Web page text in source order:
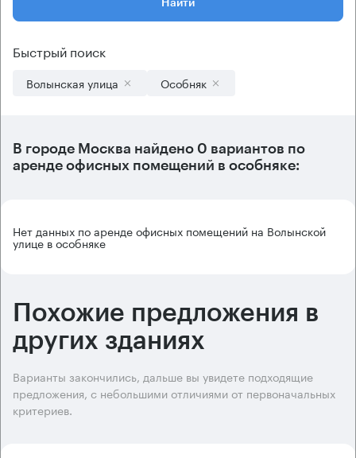
Найти
Быстрый поиск
Волынская улица Особняк
В городе Москва найдено 0 вариантов по
аренде офисных помещений в особняке:
Нет данных по аренде офисных помещений на Волынской
улице в особняке
Похожие предложения в
других зданиях
Варианты закончились, дальше вы увидете подходящие
предложения, с небольшими отличиями от первоначальных
критериев.